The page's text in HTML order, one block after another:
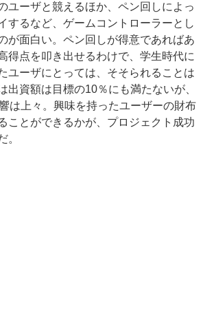
ユーザと競えるほか、ペン回しによっ
するなど、ゲームコントローラーとし
が面白い。ペン回しが得意であればあ
得点を叩き出せるわけで、学生時代に
ユーザにとっては、そそられることは
出資額は目標の10％にも満たないが、
は上々。興味を持ったユーザーの財布
ことができるかが、プロジェクト成功
。